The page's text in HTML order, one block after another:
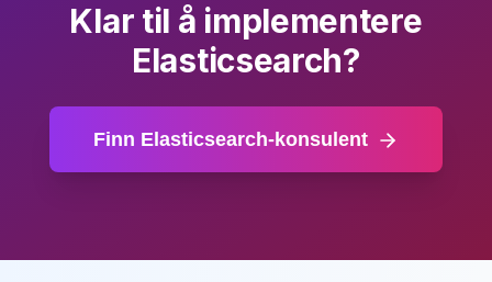
Klar til å implementere
Elasticsearch?
Finn Elasticsearch-konsulent